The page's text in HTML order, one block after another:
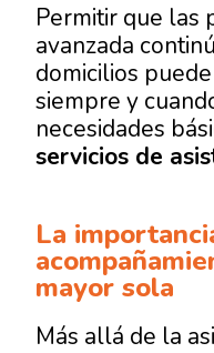
Permitir que las
avanzada
domicilios
siempre y
necesidades
servicios de
La
mayor sola
Más allá de la